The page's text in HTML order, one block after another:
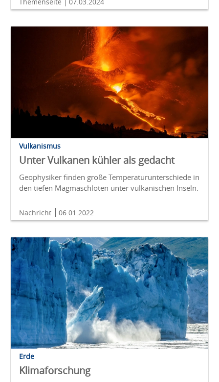
Themenseite 07.03.2024
Vulkanismus
Unter Vulkanen kühler als gedacht
Geophysiker finden große Temperaturunterschiede in
den tiefen Magmaschloten unter vulkanischen Inseln.
Nachricht 06.01.2022
Erde
Klimaforschung